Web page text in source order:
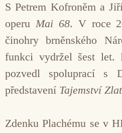
S Petrem Kofroněm a
operu Mai 68. V roce
činohry brněnského
funkci vydržel šest let.
pozvedl spoluprací s
představení Tajemství
Zdenku Plachému se v